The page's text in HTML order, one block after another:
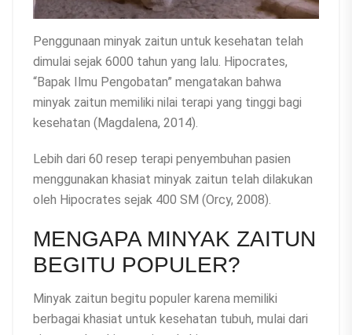
Penggunaan minyak zaitun untuk kesehatan telah
dimulai sejak 6000 tahun yang lalu. Hipocrates,
“Bapak Ilmu Pengobatan” mengatakan bahwa
minyak zaitun memiliki nilai terapi yang tinggi bagi
kesehatan (Magdalena, 2014).
Lebih dari 60 resep terapi penyembuhan pasien
menggunakan khasiat minyak zaitun telah dilakukan
oleh Hipocrates sejak 400 SM (Orcy, 2008).
MENGAPA MINYAK ZAITUN
BEGITU POPULER?
Minyak zaitun begitu populer karena memiliki
berbagai khasiat untuk kesehatan tubuh, mulai dari